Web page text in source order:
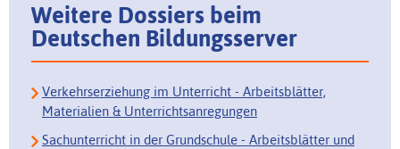
Weitere Dossiers beim
Deutschen Bildungsserver
Verkehrserziehung im Unterricht - Arbeitsblätter,
Materialien & Unterrichtsanregungen
Sachunterricht in der Grundschule - Arbeitsblätter und